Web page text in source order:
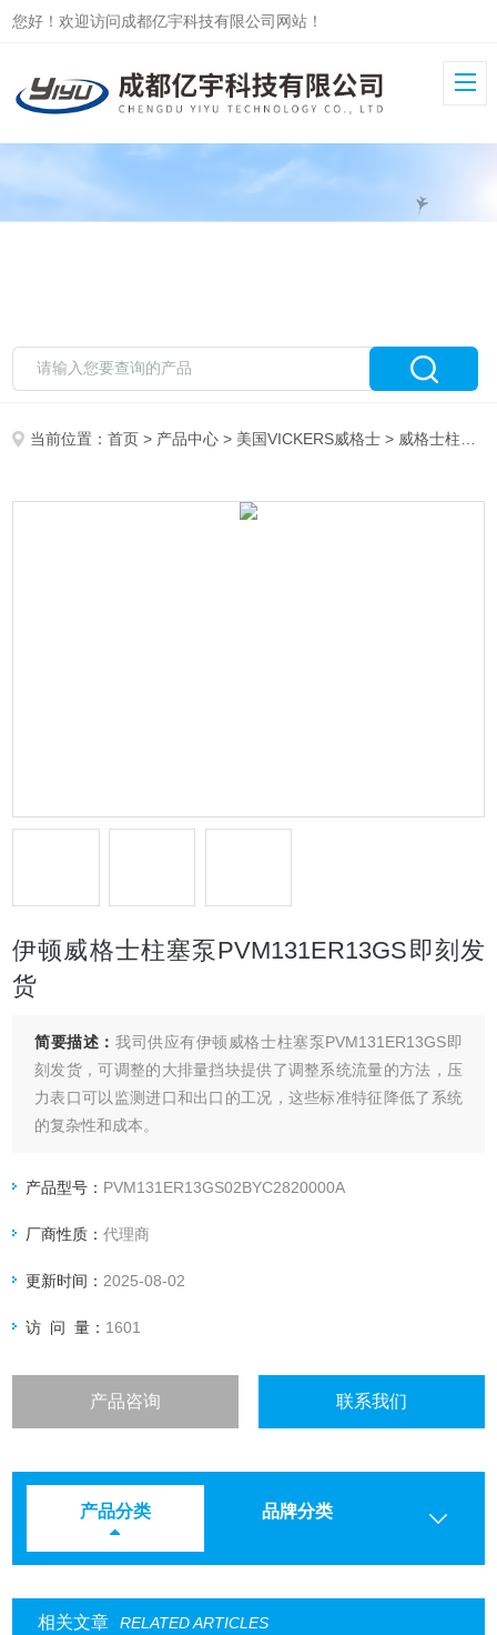
您好！欢迎访问成都亿宇科技有限公司网站！
当前位置：首页 > 产品中心 > 美国VICKERS威格士 > 威格士柱塞泵PVM/PVQ
伊顿威格士柱塞泵PVM131ER13GS即刻发
货
简要描述： 我司供应有伊顿威格士柱塞泵PVM131ER13GS即
刻发货，可调整的大排量挡块提供了调整系统流量的方法，压
力表口可以监测进口和出口的工况，这些标准特征降低了系统
的复杂性和成本。
产品型号： PVM131ER13GS02BYC2820000A
厂商性质：代理商
更新时间： 2025-08-02
访 问 量： 1601
产品咨询 联系我们
产品分类 品牌分类
相关文章 RELATED ARTICLES